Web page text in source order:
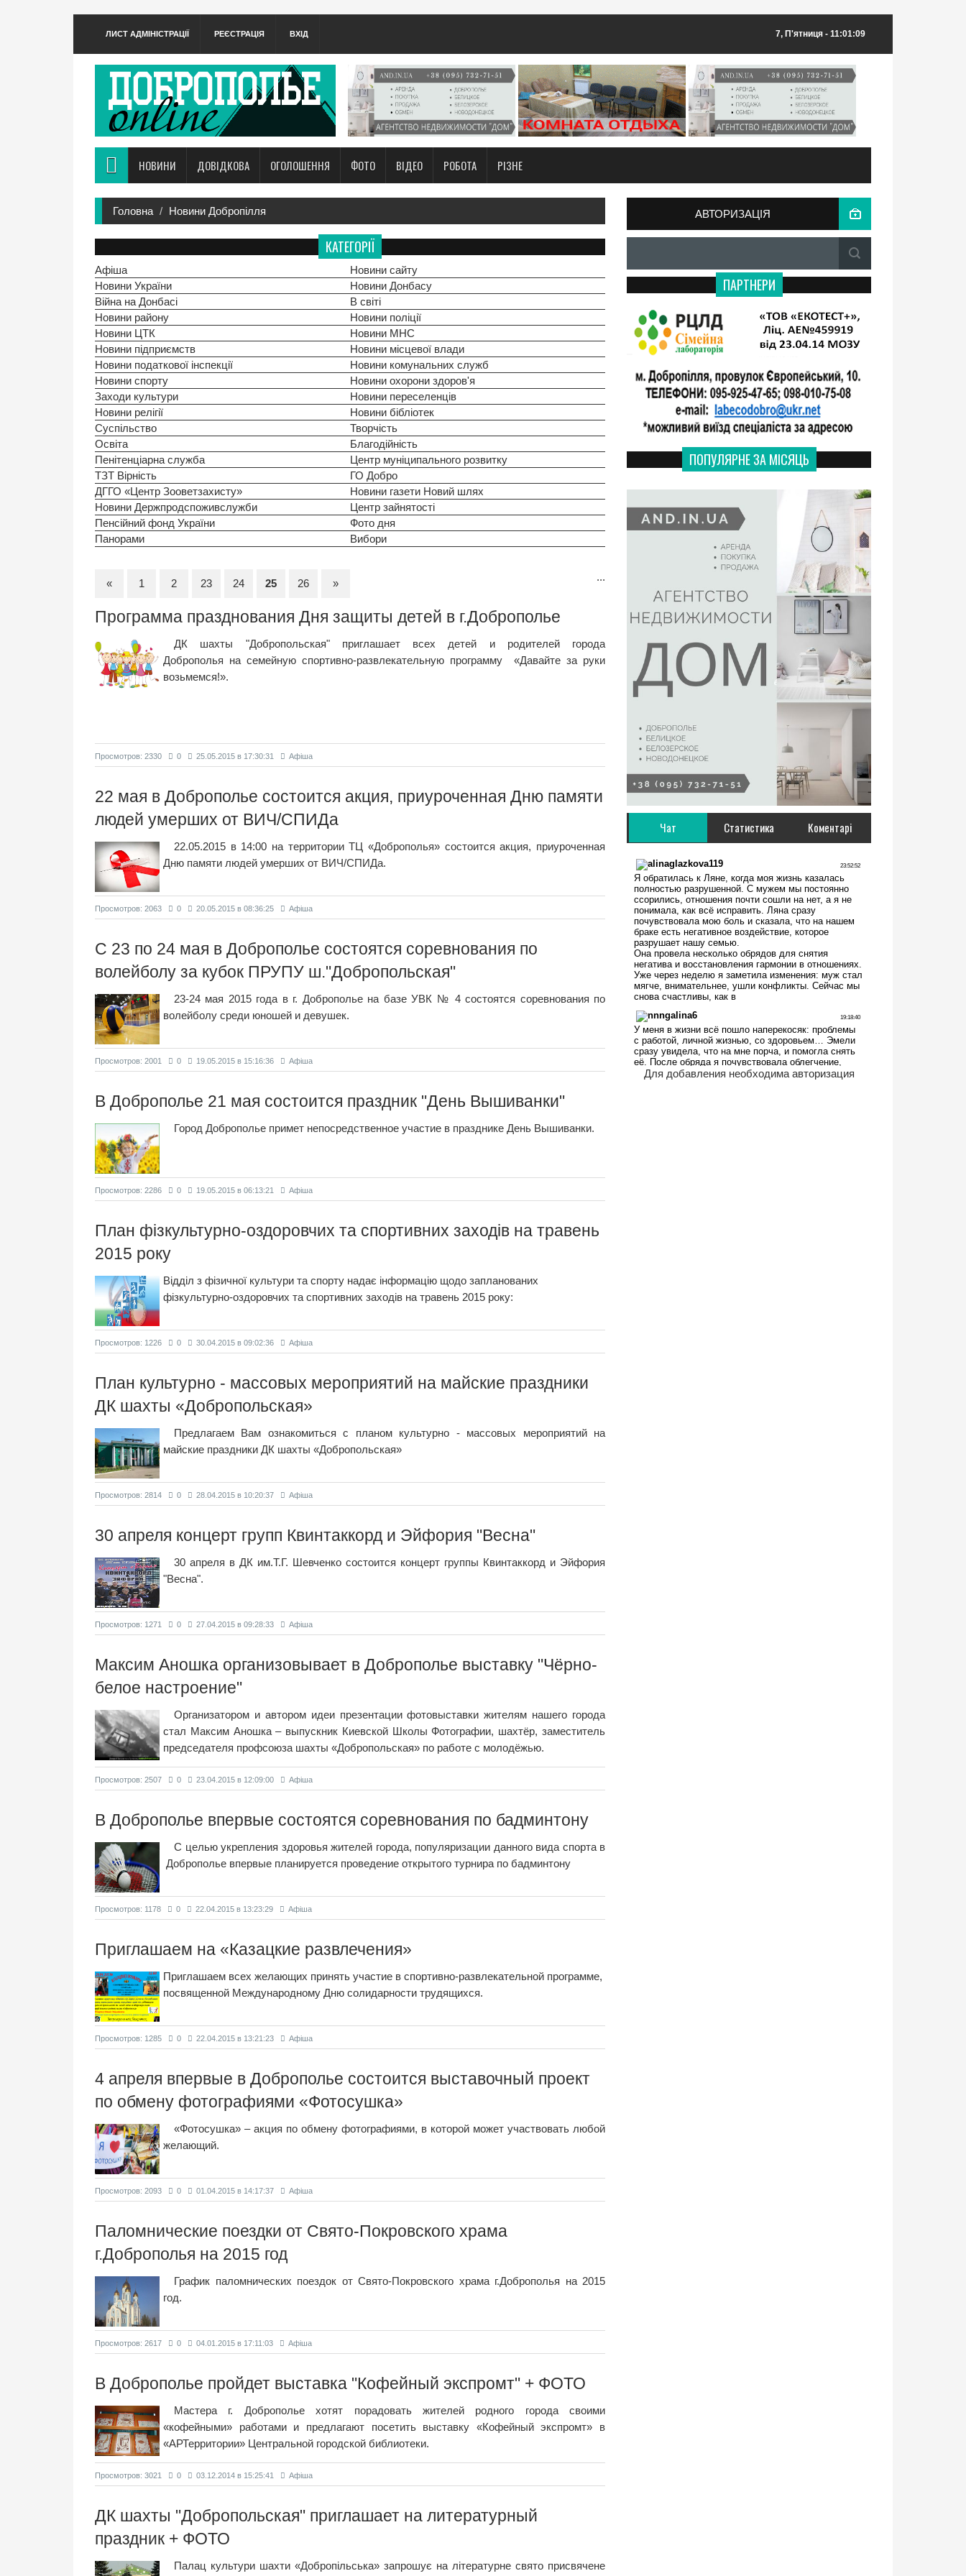
ЛИСТ АДМІНІСТРАЦІЇ РЕЄСТРАЦІЯ ВХІД 7, П'ятниця - 11:01:09
НОВИНИ ДОВІДКОВА ОГОЛОШЕННЯ ФОТО ВІДЕО РОБОТА РІЗНЕ
Головна Новини Добропілля
КАТЕГОРІЇ
Афіша
Новини сайту
Новини України
Новини Донбасу
Війна на Донбасі
В світі
Новини району
Новини поліції
Новини ЦТК
Новини МНС
Новини підприємств
Новини місцевої влади
Новини податкової інспекції
Новини комунальних служб
Новини спорту
Новини охорони здоров'я
Заходи культури
Новини переселенців
Новини релігії
Новини бібліотек
Суспільство
Творчість
Освіта
Благодійність
Пенітенціарна служба
Центр муніципального розвитку
ТЗТ Вірність
ГО Добро
ДГГО «Центр Зооветзахисту»
Новини газети Новий шлях
Новини Держпродспоживслужби
Центр зайнятості
Пенсійний фонд України
Фото дня
Панорами
Вибори
« 1 2
...
23 24 25 26 »
Программа празднования Дня защиты детей в г.Доброполье
ДК шахты "Добропольская" приглашает всех детей и родителей города
Доброполья на семейную спортивно-развлекательную программу «Давайте за руки
возьмемся!».
Просмотров: 2330 0 25.05.2015 в 17:30:31 Афіша
22 мая в Доброполье состоится акция, приуроченная Дню памяти
людей умерших от ВИЧ/СПИДа
22.05.2015 в 14:00 на территории ТЦ «Доброполья» состоится акция, приуроченная
Дню памяти людей умерших от ВИЧ/СПИДа.
Просмотров: 2063 0 20.05.2015 в 08:36:25 Афіша
С 23 по 24 мая в Доброполье состоятся соревнования по
волейболу за кубок ПРУПУ ш."Добропольская"
23-24 мая 2015 года в г. Доброполье на базе УВК № 4 состоятся соревнования по
волейболу среди юношей и девушек.
Просмотров: 2001 0 19.05.2015 в 15:16:36 Афіша
В Доброполье 21 мая состоится праздник "День Вышиванки"
Город Доброполье примет непосредственное участие в празднике День Вышиванки.
Просмотров: 2286 0 19.05.2015 в 06:13:21 Афіша
План фізкультурно-оздоровчих та спортивних заходів на травень
2015 року
Відділ з фізичної культури та спорту надає інформацію щодо запланованих
фізкультурно-оздоровчих та спортивних заходів на травень 2015 року:
Просмотров: 1226 0 30.04.2015 в 09:02:36 Афіша
План культурно - массовых мероприятий на майские праздники
ДК шахты «Добропольская»
Предлагаем Вам ознакомиться с планом культурно - массовых мероприятий на
майские праздники ДК шахты «Добропольская»
Просмотров: 2814 0 28.04.2015 в 10:20:37 Афіша
30 апреля концерт групп Квинтаккорд и Эйфория "Весна"
30 апреля в ДК им.Т.Г. Шевченко состоится концерт группы Квинтаккорд и Эйфория
"Весна".
Просмотров: 1271 0 27.04.2015 в 09:28:33 Афіша
Максим Аношка организовывает в Доброполье выставку "Чёрно-
белое настроение"
Организатором и автором идеи презентации фотовыставки жителям нашего города
стал Максим Аношка – выпускник Киевской Школы Фотографии, шахтёр, заместитель
председателя профсоюза шахты «Добропольская» по работе с молодёжью.
Просмотров: 2507 0 23.04.2015 в 12:09:00 Афіша
В Доброполье впервые состоятся соревнования по бадминтону
С целью укрепления здоровья жителей города, популяризации данного вида спорта в
Доброполье впервые планируется проведение открытого турнира по бадминтону
Просмотров: 1178 0 22.04.2015 в 13:23:29 Афіша
Приглашаем на «Казацкие развлечения»
Приглашаем всех желающих принять участие в спортивно-развлекательной программе,
посвященной Международному Дню солидарности трудящихся.
Просмотров: 1285 0 22.04.2015 в 13:21:23 Афіша
4 апреля впервые в Доброполье состоится выставочный проект
по обмену фотографиями «Фотоcушка»
«Фотоcушка» – акция по обмену фотографиями, в которой может участвовать любой
желающий.
Просмотров: 2093 0 01.04.2015 в 14:17:37 Афіша
Паломнические поездки от Свято-Покровского храма
г.Доброполья на 2015 год
График паломнических поездок от Свято-Покровского храма г.Доброполья на 2015
год.
Просмотров: 2617 0 04.01.2015 в 17:11:03 Афіша
В Доброполье пройдет выставка "Кофейный экспромт" + ФОТО
Мастера г. Доброполье хотят порадовать жителей родного города своими
«кофейными» работами и предлагают посетить выставку «Кофейный экспромт» в
«АРТерритории» Центральной городской библиотеки.
Просмотров: 3021 0 03.12.2014 в 15:25:41 Афіша
ДК шахты "Добропольская" приглашает на литературный
праздник + ФОТО
Палац культури шахти «Добропільська» запрошує на літературне свято присвячене
АВТОРИЗАЦІЯ
ПАРТНЕРИ
ПОПУЛЯРНЕ ЗА МІСЯЦЬ
Чат Статистика Коментарі
Для добавления необходима авторизация